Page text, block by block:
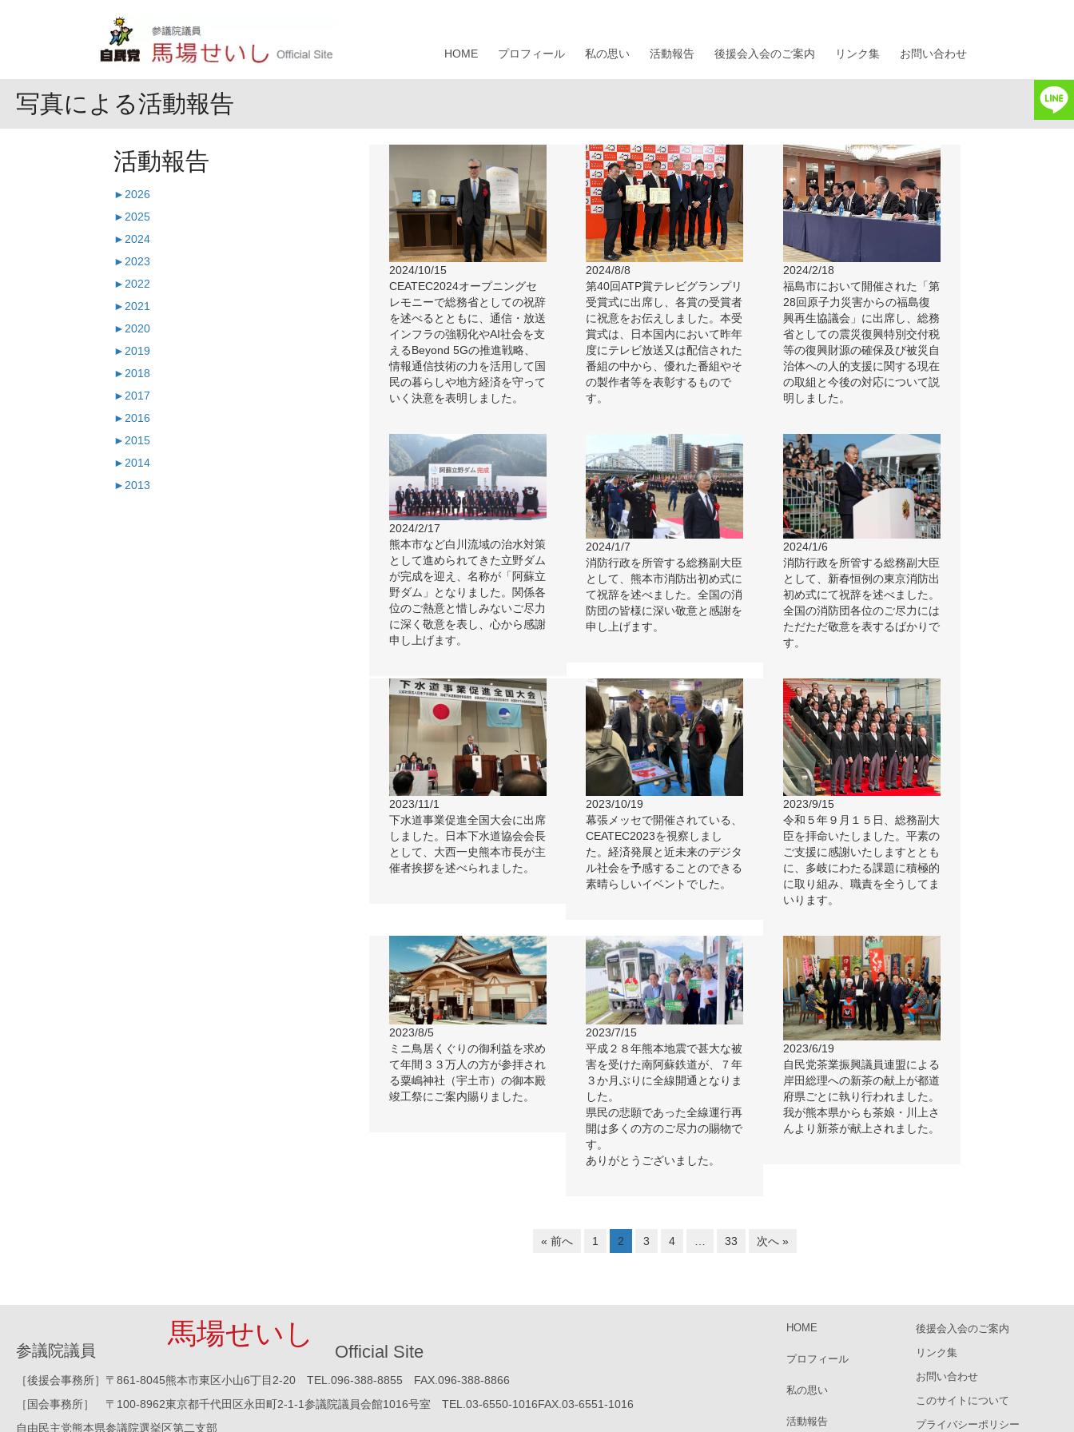
HOME プロフィール 私の思い 活動報告 後援会入会のご案内 リンク集 お問い合わせ
写真による活動報告
活動報告
► 2026
► 2025
► 2024
► 2023
► 2022
► 2021
► 2020
► 2019
► 2018
► 2017
► 2016
► 2015
► 2014
► 2013
2024/10/15
CEATEC2024オープニングセ
レモニーで総務省としての祝辞
を述べるとともに、通信・放送
インフラの強靱化やAI社会を支
えるBeyond 5Gの推進戦略、
情報通信技術の力を活用して国
民の暮らしや地方経済を守って
いく決意を表明しました。
2024/8/8
第40回ATP賞テレビグランプリ
受賞式に出席し、各賞の受賞者
に祝意をお伝えしました。本受
賞式は、日本国内において昨年
度にテレビ放送又は配信された
番組の中から、優れた番組やそ
の製作者等を表彰するもので
す。
2024/2/18
福島市において開催された「第
28回原子力災害からの福島復
興再生協議会」に出席し、総務
省としての震災復興特別交付税
等の復興財源の確保及び被災自
治体への人的支援に関する現在
の取組と今後の対応について説
明しました。
2024/2/17
熊本市など白川流域の治水対策
として進められてきた立野ダム
が完成を迎え、名称が「阿蘇立
野ダム」となりました。関係各
位のご熱意と惜しみないご尽力
に深く敬意を表し、心から感謝
申し上げます。
2024/1/7
消防行政を所管する総務副大臣
として、熊本市消防出初め式に
て祝辞を述べました。全国の消
防団の皆様に深い敬意と感謝を
申し上げます。
2024/1/6
消防行政を所管する総務副大臣
として、新春恒例の東京消防出
初め式にて祝辞を述べました。
全国の消防団各位のご尽力には
ただただ敬意を表するばかりで
す。
2023/11/1
下水道事業促進全国大会に出席
しました。日本下水道協会会長
として、大西一史熊本市長が主
催者挨拶を述べられました。
2023/10/19
幕張メッセで開催されている、
CEATEC2023を視察しまし
た。経済発展と近未来のデジタ
ル社会を予感することのできる
素晴らしいイベントでした。
2023/9/15
令和５年９月１５日、総務副大
臣を拝命いたしました。平素の
ご支援に感謝いたしますととも
に、多岐にわたる課題に積極的
に取り組み、職責を全うしてま
いります。
2023/8/5
ミニ鳥居くぐりの御利益を求め
て年間３３万人の方が参拝され
る粟嶋神社（宇土市）の御本殿
竣工祭にご案内賜りました。
2023/7/15
平成２８年熊本地震で甚大な被
害を受けた南阿蘇鉄道が、７年
３か月ぶりに全線開通となりま
した。
県民の悲願であった全線運行再
開は多くの方のご尽力の賜物で
す。
ありがとうございました。
2023/6/19
自民党茶業振興議員連盟による
岸田総理への新茶の献上が都道
府県ごとに執り行われました。
我が熊本県からも茶娘・川上さ
んより新茶が献上されました。
« 前へ 1 2 3 4 33 次へ »
参議院議員
馬場せいし
Official Site
［後援会事務所］〒861-8045熊本市東区小山6丁目2-20 TEL.096-388-8855 FAX.096-388-8866
［国会事務所］ 〒100-8962東京都千代田区永田町2-1-1参議院議員会館1016号室 TEL.03-6550-1016FAX.03-6551-1016
自由民主党熊本県参議院選挙区第二支部
HOME
プロフィール
私の思い
活動報告
後援会入会のご案内
リンク集
お問い合わせ
このサイトについて
プライバシーポリシー